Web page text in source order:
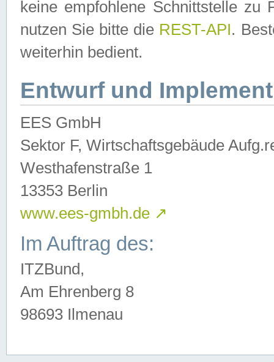
keine empfohlene Schnittstelle zu
nutzen Sie bitte die REST-API.
weiterhin bedient.
Entwurf und
EES GmbH
Sektor F, Wirtschaftsgebäude
Westhafenstraße 1
13353 Berlin
www.ees-gmbh.de ↗
Im Auftrag des:
ITZBund,
Am Ehrenberg 8
98693 Ilmenau